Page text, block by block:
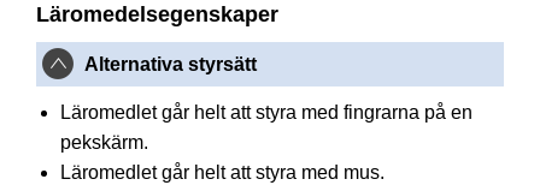
Läromedelsegenskaper
Alternativa styrsätt
Läromedlet går helt att styra med fingrarna på en
pekskärm.
Läromedlet går helt att styra med mus.